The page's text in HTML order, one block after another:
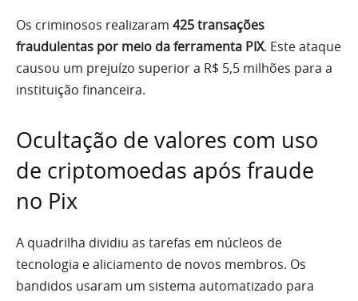
Os criminosos realizaram 425 transações
fraudulentas por meio da ferramenta PIX. Este ataque
causou um prejuízo superior a R$ 5,5 milhões para a
instituição financeira.
Ocultação de valores com uso
de criptomoedas após fraude
no Pix
A quadrilha dividiu as tarefas em núcleos de
tecnologia e aliciamento de novos membros. Os
bandidos usaram um sistema automatizado para